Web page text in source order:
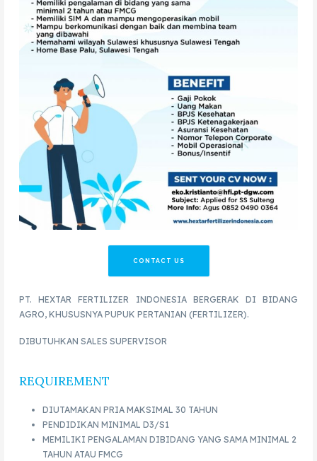
CONTACT US
PT. HEXTAR FERTILIZER INDONESIA BERGERAK DI BIDANG
AGRO, KHUSUSNYA PUPUK PERTANIAN (FERTILIZER).
DIBUTUHKAN SALES SUPERVISOR
REQUIREMENT
DIUTAMAKAN PRIA MAKSIMAL 30 TAHUN
PENDIDIKAN MINIMAL D3/S1
MEMILIKI PENGALAMAN DIBIDANG YANG SAMA MINIMAL 2
TAHUN ATAU FMCG